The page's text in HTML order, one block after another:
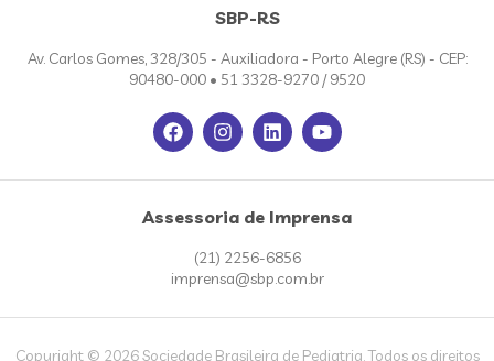
SBP-RS
Av. Carlos Gomes, 328/305 - Auxiliadora - Porto Alegre (RS) - CEP:
90480-000 • 51 3328-9270 / 9520
Assessoria de Imprensa
(21) 2256-6856
imprensa@sbp.com.br
Copyright © 2026 Sociedade Brasileira de Pediatria. Todos os direitos